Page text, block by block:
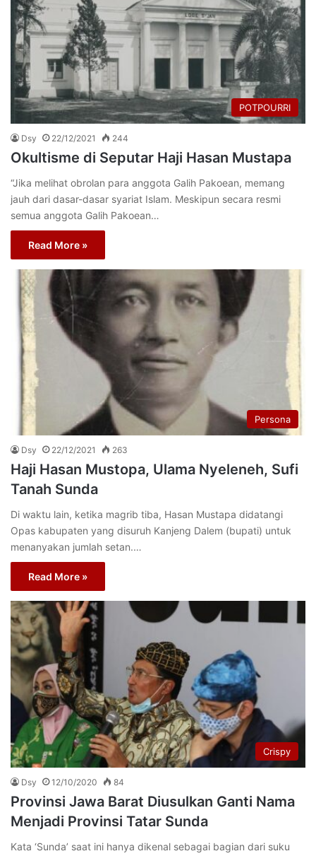
POTPOURRI
Dsy 22/12/2021 244
Okultisme di Seputar Haji Hasan Mustapa
“Jika melihat obrolan para anggota Galih Pakoean, memang
jauh dari dasar-dasar syariat Islam. Meskipun secara resmi
semua anggota Galih Pakoean…
Read More »
Persona
Dsy 22/12/2021 263
Haji Hasan Mustopa, Ulama Nyeleneh, Sufi
Tanah Sunda
Di waktu lain, ketika magrib tiba, Hasan Mustapa didatangi
Opas kabupaten yang disuruh Kanjeng Dalem (bupati) untuk
menanyakan jumlah setan.…
Read More »
Crispy
Dsy 12/10/2020 84
Provinsi Jawa Barat Diusulkan Ganti Nama
Menjadi Provinsi Tatar Sunda
Kata ‘Sunda’ saat ini hanya dikenal sebagai bagian dari suku